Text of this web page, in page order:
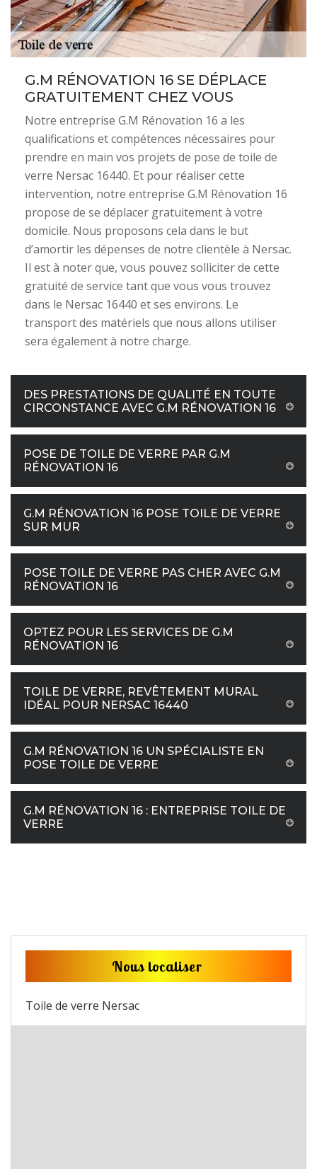
G.M RÉNOVATION 16 SE DÉPLACE
GRATUITEMENT CHEZ VOUS
Notre entreprise G.M Rénovation 16 a les
qualifications et compétences nécessaires pour
prendre en main vos projets de pose de toile de
verre Nersac 16440. Et pour réaliser cette
intervention, notre entreprise G.M Rénovation 16
propose de se déplacer gratuitement à votre
domicile. Nous proposons cela dans le but
d’amortir les dépenses de notre clientèle à Nersac.
Il est à noter que, vous pouvez solliciter de cette
gratuité de service tant que vous vous trouvez
dans le Nersac 16440 et ses environs. Le
transport des matériels que nous allons utiliser
sera également à notre charge.
DES PRESTATIONS DE QUALITÉ EN TOUTE
CIRCONSTANCE AVEC G.M RÉNOVATION 16
POSE DE TOILE DE VERRE PAR G.M
RÉNOVATION 16
G.M RÉNOVATION 16 POSE TOILE DE VERRE
SUR MUR
POSE TOILE DE VERRE PAS CHER AVEC G.M
RÉNOVATION 16
OPTEZ POUR LES SERVICES DE G.M
RÉNOVATION 16
TOILE DE VERRE, REVÊTEMENT MURAL
IDÉAL POUR NERSAC 16440
G.M RÉNOVATION 16 UN SPÉCIALISTE EN
POSE TOILE DE VERRE
G.M RÉNOVATION 16 : ENTREPRISE TOILE DE
VERRE
Nous localiser
Toile de verre Nersac